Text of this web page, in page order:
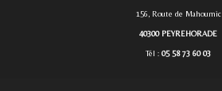
156, Route de Mahoumic
40300 PEYREHORADE
Tél : 05 58 73 60 03